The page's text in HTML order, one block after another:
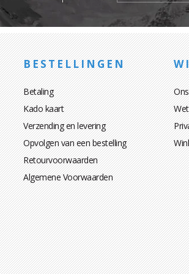
BESTELLINGEN
Betaling
Kado kaart
Verzending en levering
Opvolgen van een bestelling
Retourvoorwaarden
Algemene Voorwaarden